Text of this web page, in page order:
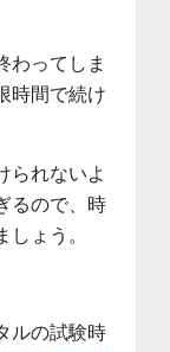
わってしま
時間で続け
られないよ
るので、時
ょう。
ルの試験時